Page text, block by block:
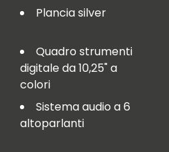
Plancia silver
Quadro strumenti
digitale da 10,25" a
colori
Sistema audio a 6
altoparlanti